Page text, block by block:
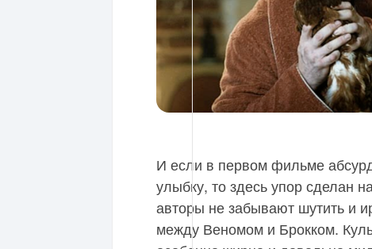
И если в первом фильме
улыбку, то здесь упор сделан
авторы не забывают шутить и
между Веномом и Брокком.